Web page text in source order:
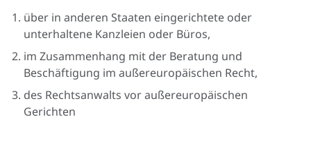
über in anderen Staaten eingerichtete oder
unterhaltene Kanzleien oder Büros,
im Zusammenhang mit der Beratung und
Beschäftigung im außereuropäischen Recht,
des Rechtsanwalts vor außereuropäischen
Gerichten